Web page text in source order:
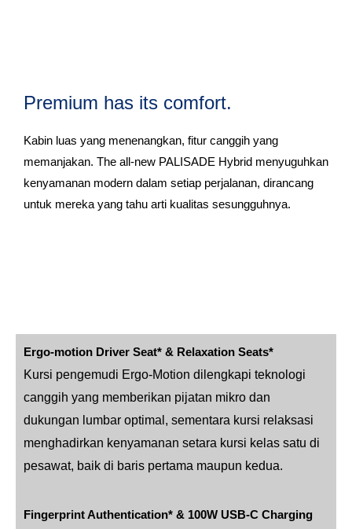
Premium has its comfort.
Kabin luas yang menenangkan, fitur canggih yang
memanjakan. The all-new PALISADE Hybrid menyuguhkan
kenyamanan modern dalam setiap perjalanan, dirancang
untuk mereka yang tahu arti kualitas sesungguhnya.
Ergo-motion Driver Seat* & Relaxation Seats*
Kursi pengemudi Ergo-Motion dilengkapi teknologi
canggih yang memberikan pijatan mikro dan
dukungan lumbar optimal, sementara kursi relaksasi
menghadirkan kenyamanan setara kursi kelas satu di
pesawat, baik di baris pertama maupun kedua.
Fingerprint Authentication* & 100W USB-C Charging